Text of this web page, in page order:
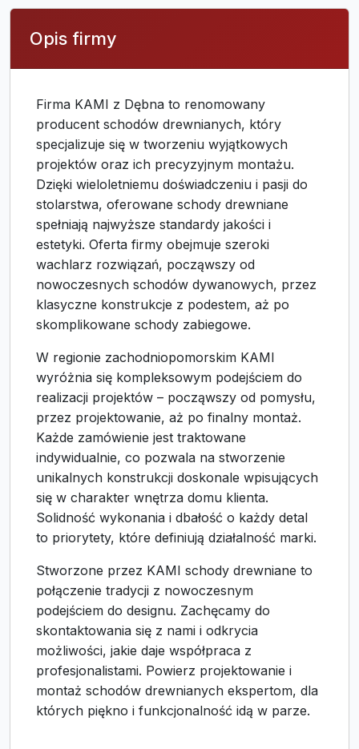
Opis firmy
Firma KAMI z Dębna to renomowany
producent schodów drewnianych, który
specjalizuje się w tworzeniu wyjątkowych
projektów oraz ich precyzyjnym montażu.
Dzięki wieloletniemu doświadczeniu i pasji do
stolarstwa, oferowane schody drewniane
spełniają najwyższe standardy jakości i
estetyki. Oferta firmy obejmuje szeroki
wachlarz rozwiązań, począwszy od
nowoczesnych schodów dywanowych, przez
klasyczne konstrukcje z podestem, aż po
skomplikowane schody zabiegowe.
W regionie zachodniopomorskim KAMI
wyróżnia się kompleksowym podejściem do
realizacji projektów – począwszy od pomysłu,
przez projektowanie, aż po finalny montaż.
Każde zamówienie jest traktowane
indywidualnie, co pozwala na stworzenie
unikalnych konstrukcji doskonale wpisujących
się w charakter wnętrza domu klienta.
Solidność wykonania i dbałość o każdy detal
to priorytety, które definiują działalność marki.
Stworzone przez KAMI schody drewniane to
połączenie tradycji z nowoczesnym
podejściem do designu. Zachęcamy do
skontaktowania się z nami i odkrycia
możliwości, jakie daje współpraca z
profesjonalistami. Powierz projektowanie i
montaż schodów drewnianych ekspertom, dla
których piękno i funkcjonalność idą w parze.